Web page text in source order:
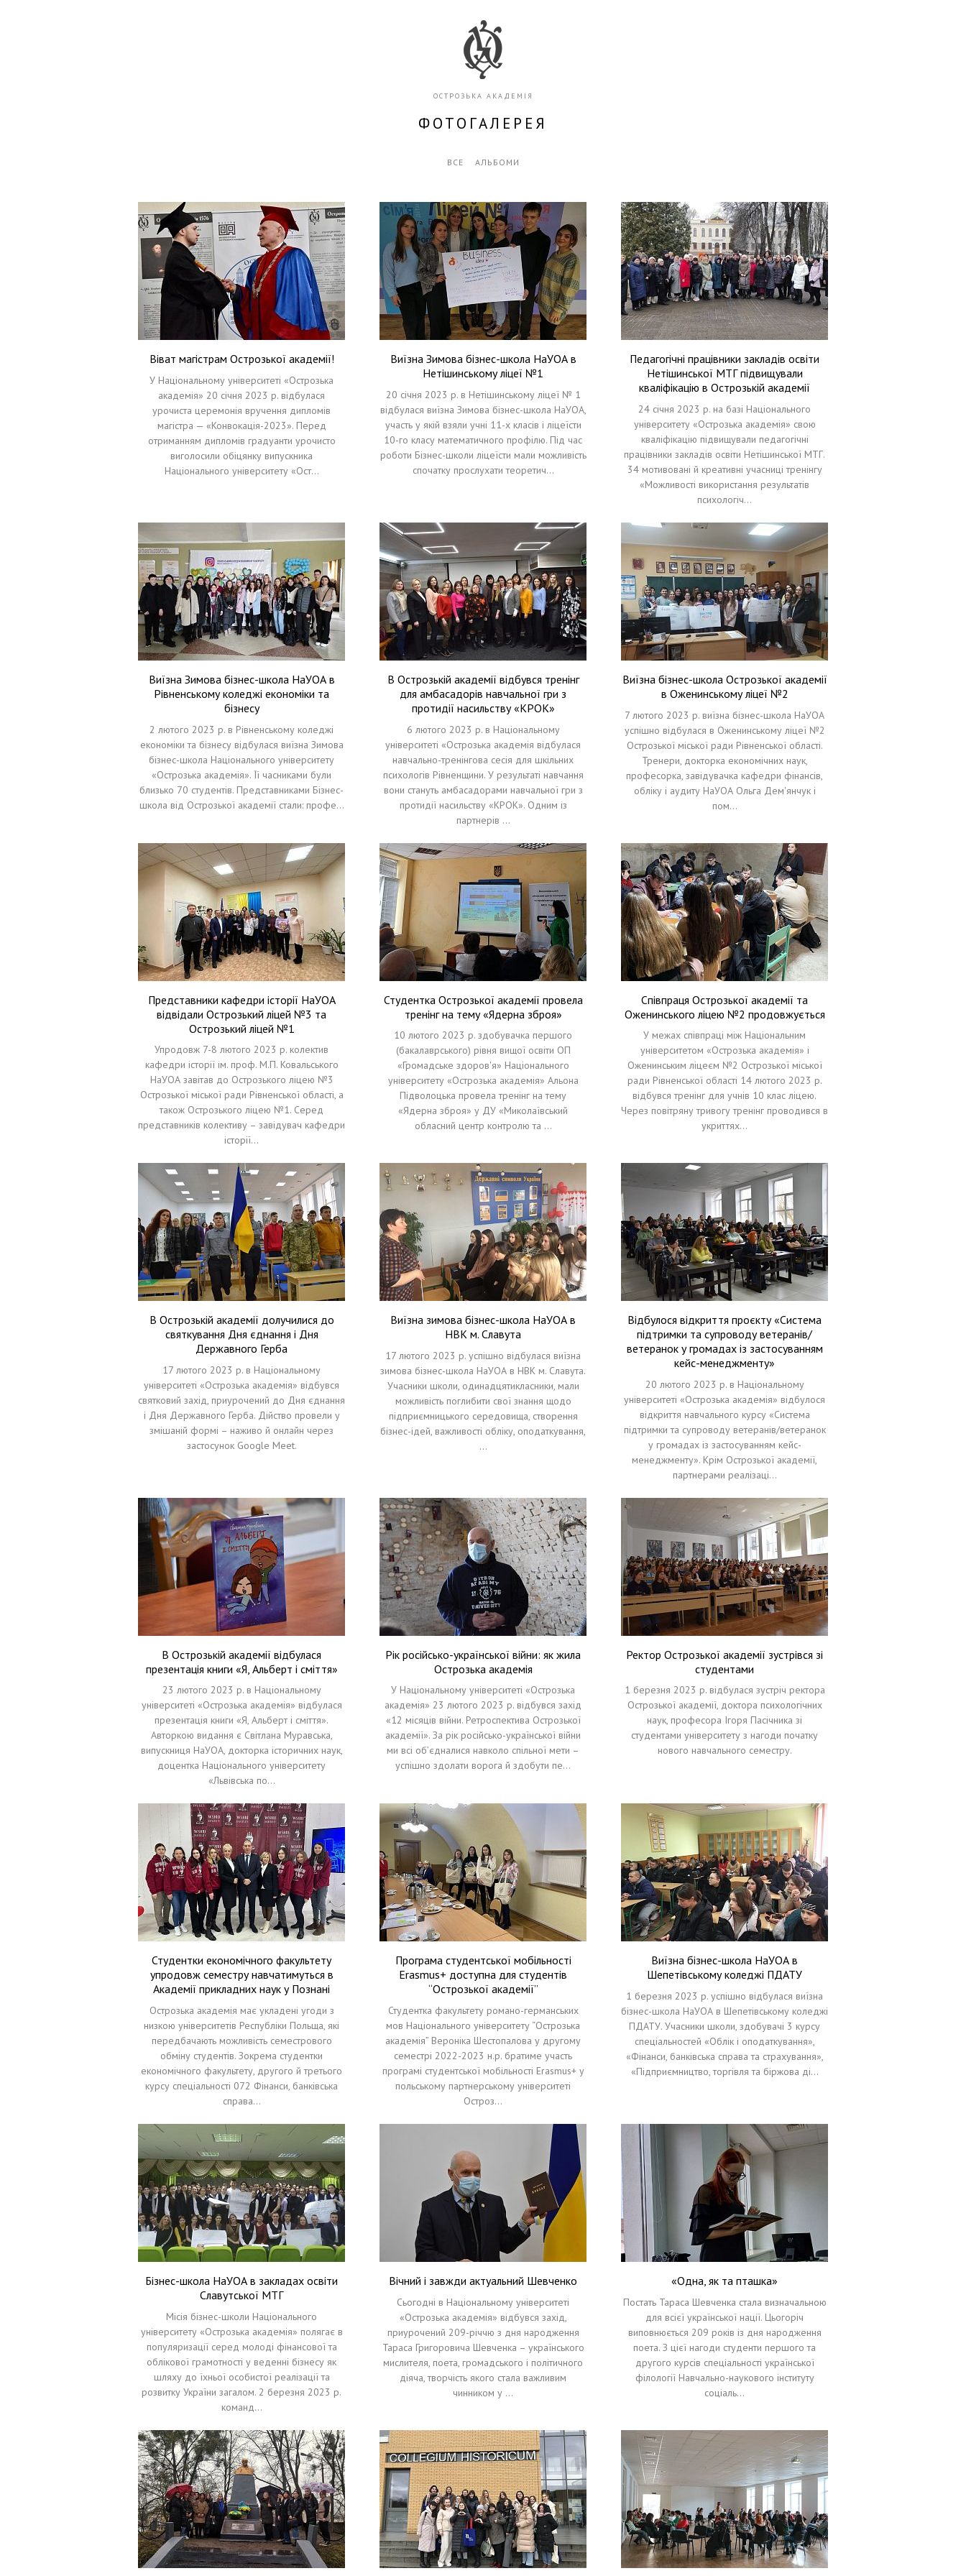
ОСТРОЗЬКА АКАДЕМІЯ
ФОТОГАЛЕРЕЯ
ВСЕ АЛЬБОМИ
Віват магістрам Острозької академії!
У Національному університеті «Острозька
академія» 20 січня 2023 р. відбулася
урочиста церемонія вручення дипломів
магістра — «Конвокація-2023». Перед
отриманням дипломів градуанти урочисто
виголосили обіцянку випускника
Національного університету «Ост…
Виїзна Зимова бізнес-школа НаУОА в
Нетішинському ліцеї №1
20 січня 2023 р. в Нетішинському ліцеї № 1
відбулася виїзна Зимова бізнес-школа НаУОА,
участь у якій взяли учні 11-х класів і ліцеїсти
10-го класу математичного профілю. Під час
роботи Бізнес-школи ліцеїсти мали можливість
спочатку прослухати теоретич…
Педагогічні працівники закладів освіти
Нетішинської МТГ підвищували
кваліфікацію в Острозькій академії
24 січня 2023 р. на базі Національного
університету «Острозька академія» свою
кваліфікацію підвищували педагогічні
працівники закладів освіти Нетішинської МТГ.
34 мотивовані й креативні учасниці тренінгу
«Можливості використання результатів
психологіч…
Виїзна Зимова бізнес-школа НаУОА в
Рівненському коледжі економіки та
бізнесу
2 лютого 2023 р. в Рівненському коледжі
економіки та бізнесу відбулася виїзна Зимова
бізнес-школа Національного університету
«Острозька академія». Її часниками були
близько 70 студентів. Представниками Бізнес-
школа від Острозької академії стали: профе…
В Острозькій академії відбувся тренінг
для амбасадорів навчальної гри з
протидії насильству «КРОК»
6 лютого 2023 р. в Національному
університеті «Острозька академія відбулася
навчально-тренінгова сесія для шкільних
психологів Рівненщини. У результаті навчання
вони стануть амбасадорами навчальної гри з
протидії насильству «КРОК». Одним із
партнерів …
Виїзна бізнес-школа Острозької академії
в Оженинському ліцеї №2
7 лютого 2023 р. виїзна бізнес-школа НаУОА
успішно відбулася в Оженинському ліцеї №2
Острозької міської ради Рівненської області.
Тренери, докторка економічних наук,
професорка, завідувачка кафедри фінансів,
обліку і аудиту НаУОА Ольга Дем'янчук і
пом…
Представники кафедри історії НаУОА
відвідали Острозький ліцей №3 та
Острозький ліцей №1
Упродовж 7-8 лютого 2023 р. колектив
кафедри історії ім. проф. М.П. Ковальського
НаУОА завітав до Острозького ліцею №3
Острозької міської ради Рівненської області, а
також Острозького ліцею №1. Серед
представників колективу – завідувач кафедри
історії…
Студентка Острозької академії провела
тренінг на тему «Ядерна зброя»
10 лютого 2023 р. здобувачка першого
(бакалаврського) рівня вищої освіти ОП
«Громадське здоров'я» Національного
університету «Острозька академія» Альона
Підволоцька провела тренінг на тему
«Ядерна зброя» у ДУ «Миколаївський
обласний центр контролю та …
Співпраця Острозької академії та
Оженинського ліцею №2 продовжується
У межах співпраці між Національним
університетом «Острозька академія» і
Оженинським ліцеєм №2 Острозької міської
ради Рівненської області 14 лютого 2023 р.
відбувся тренінг для учнів 10 клас ліцею.
Через повітряну тривогу тренінг проводився в
укриттях…
В Острозькій академії долучилися до
святкування Дня єднання і Дня
Державного Герба
17 лютого 2023 р. в Національному
університеті «Острозька академія» відбувся
святковий захід, приурочений до Дня єднання
і Дня Державного Герба. Дійство провели у
змішаній формі – наживо й онлайн через
застосунок Google Meet.
Виїзна зимова бізнес-школа НаУОА в
НВК м. Славута
17 лютого 2023 р. успішно відбулася виїзна
зимова бізнес-школа НаУОА в НВК м. Славута.
Учасники школи, одинадцятикласники, мали
можливість поглибити свої знання щодо
підприємницького середовища, створення
бізнес-ідей, важливості обліку, оподаткування,
…
Відбулося відкриття проєкту «Система
підтримки та супроводу ветеранів/
ветеранок у громадах із застосуванням
кейс-менеджменту»
20 лютого 2023 р. в Національному
університеті «Острозька академія» відбулося
відкриття навчального курсу «Система
підтримки та супроводу ветеранів/ветеранок
у громадах із застосуванням кейс-
менеджменту». Крім Острозької академії,
партнерами реалізаці…
В Острозькій академії відбулася
презентація книги «Я, Альберт і сміття»
23 лютого 2023 р. в Національному
університеті «Острозька академія» відбулася
презентація книги «Я, Альберт і сміття».
Авторкою видання є Світлана Муравська,
випускниця НаУОА, докторка історичних наук,
доцентка Національного університету
«Львівська по…
Рік російсько-української війни: як жила
Острозька академія
У Національному університеті «Острозька
академія» 23 лютого 2023 р. відбувся захід
«12 місяців війни. Ретроспектива Острозької
академії». За рік російсько-української війни
ми всі об’єдналися навколо спільної мети –
успішно здолати ворога й здобути пе…
Ректор Острозької академії зустрівся зі
студентами
1 березня 2023 р. відбулася зустріч ректора
Острозької академії, доктора психологічних
наук, професора Ігоря Пасічника зі
студентами університету з нагоди початку
нового навчального семестру.
Студентки економічного факультету
упродовж семестру навчатимуться в
Академії прикладних наук у Познані
Острозька академія має укладені угоди з
низкою університетів Республіки Польща, які
передбачають можливість семестрового
обміну студентів. Зокрема студентки
економічного факультету, другого й третього
курсу спеціальності 072 Фінанси, банківська
справа…
Програма студентської мобільності
Erasmus+ доступна для студентів
“Острозької академії”
Студентка факультету романо-германських
мов Національного університету “Острозька
академія” Вероніка Шестопалова у другому
семестрі 2022-2023 н.р. братиме участь
програмі студентської мобільності Erasmus+ у
польському партнерському університеті
Остроз…
Виїзна бізнес-школа НаУОА в
Шепетівському коледжі ПДАТУ
1 березня 2023 р. успішно відбулася виїзна
бізнес-школа НаУОА в Шепетівському коледжі
ПДАТУ. Учасники школи, здобувачі 3 курсу
спеціальностей «Облік і оподаткування»,
«Фінанси, банківська справа та страхування»,
«Підприємництво, торгівля та біржова ді…
Бізнес-школа НаУОА в закладах освіти
Славутської МТГ
Місія бізнес-школи Національного
університету «Острозька академія» полягає в
популяризації серед молоді фінансової та
облікової грамотності у веденні бізнесу як
шляху до їхньої особистої реалізації та
розвитку України загалом. 2 березня 2023 р.
команд…
Вічний і завжди актуальний Шевченко
Сьогодні в Національному університеті
«Острозька академія» відбувся захід,
приурочений 209-річчю з дня народження
Тараса Григоровича Шевченка – українського
мислителя, поета, громадського і політичного
діяча, творчість якого стала важливим
чинником у …
«Одна, як та пташка»
Постать Тараса Шевченка стала визначальною
для всієї української нації. Цьогоріч
виповнюється 209 років із дня народження
поета. З цієї нагоди студенти першого та
другого курсів спеціальності української
філології Навчально-наукового інституту
соціаль…